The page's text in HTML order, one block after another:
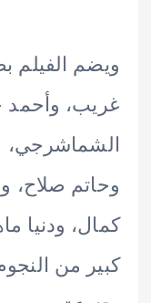
الفيلم
وأحمد حاتم،
وآية
صلاح،
ودنيا ماهر،
من النجوم ضمن